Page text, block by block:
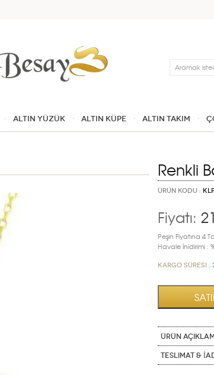
Ara
ALTIN YÜZÜK ALTIN KÜPE ALTIN TAKIM
Renkli
ÜRÜN KODU :
Fiyatı:
Peşin Fiyatına 4
Havale İnidirimi :
Kargo Süresi :
ÜRÜN
Teslimat &